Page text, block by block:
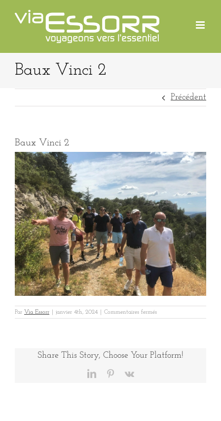
contenu
Baux Vinci 2
Précédent
Baux Vinci 2
Par Via Essorr janvier 4th, 2024 Commentaires ferméssur
Baux
Share This Story, Choose Your Platform!
LinkedInPinterest
Vk